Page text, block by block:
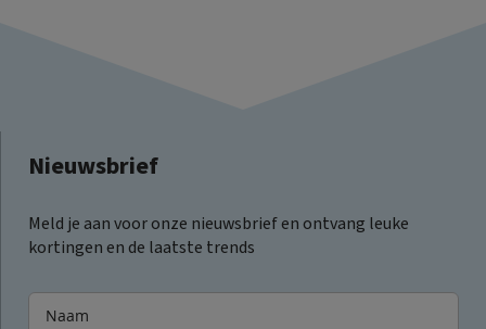
Nieuwsbrief
Meld je aan voor onze nieuwsbrief en ontvang leuke
kortingen en de laatste trends